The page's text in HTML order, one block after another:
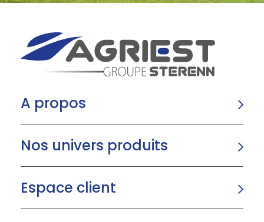
A propos
Nos univers produits
Espace client